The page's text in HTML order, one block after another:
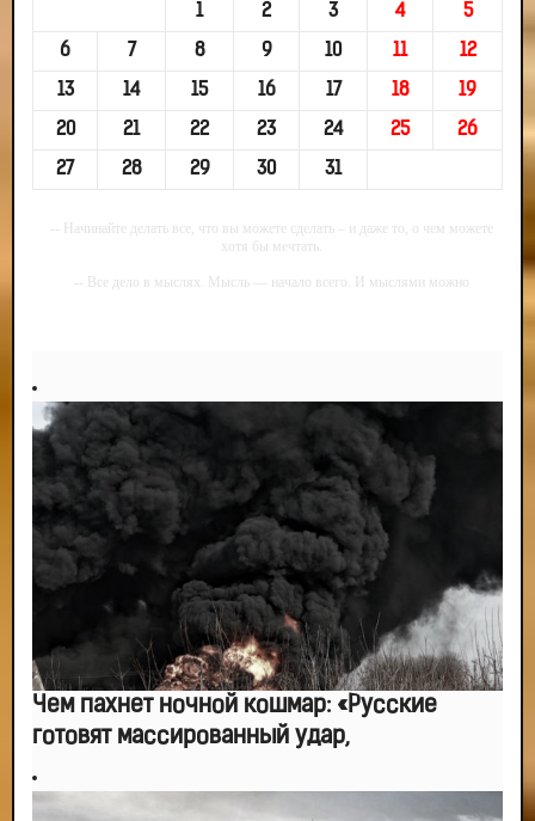
1 2 3 4 5
6 7 8 9 10 11 12
13 14 15 16 17 18 19
20 21 22 23 24 25 26
27 28 29 30 31
-- Начинайте делать все, что вы можете сделать – и даже то, о чем можете
хотя бы мечтать.
-- Все дело в мыслях. Мысль — начало всего. И мыслями можно
-- Самое большое богатство — это ум. Самая большая нищета — глупость.
Из всех страхов самый пугающий — самолюбование.
-- Лучшее, что можно сделать с хорошим советом, это пропустить его
мимо ушей. Он никогда не бывает полезен никому, кроме того, кто его дал.
-- Люблю давать советы и очень не люблю, когда их дают мне.
Чем пахнет ночной кошмар: «Русские
готовят массированный удар,